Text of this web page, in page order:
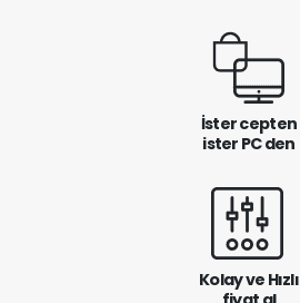
İster cepten
ister PC den
Kolay ve Hızlı